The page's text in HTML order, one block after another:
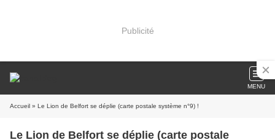
Publicité
MENU
Accueil » Le Lion de Belfort se déplie (carte postale système n°9) !
Le Lion de Belfort se déplie (carte postale